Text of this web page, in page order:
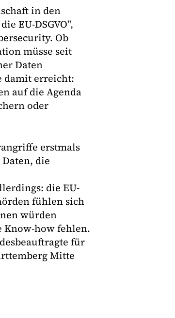
in den
EU-DSGVO",
Ob
müsse seit
Daten
damit erreicht:
auf die Agenda
oder
erstmals
die
die EU-
fühlen sich
würden
Know-how fehlen.
für
Mitte